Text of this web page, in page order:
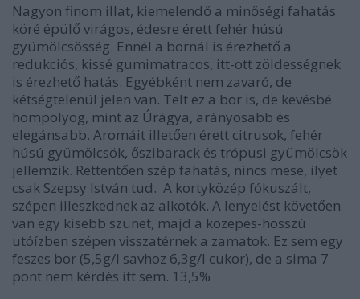
Nagyon finom illat, kiemelendő a minőségi fahatás
köré épülő virágos, édesre érett fehér húsú
gyümölcsösség. Ennél a bornál is érezhető a
redukciós, kissé gumimatracos, itt-ott zöldességnek
is érezhető hatás. Egyébként nem zavaró, de
kétségtelenül jelen van. Telt ez a bor is, de kevésbé
hömpölyög, mint az Úrágya, arányosabb és
elegánsabb. Aromáit illetően érett citrusok, fehér
húsú gyümölcsök, őszibarack és trópusi gyümölcsök
jellemzik. Rettentően szép fahatás, nincs mese, ilyet
csak Szepsy István tud. A kortyközép fókuszált,
szépen illeszkednek az alkotók. A lenyelést követően
van egy kisebb szünet, majd a közepes-hosszú
utóízben szépen visszatérnek a zamatok. Ez sem egy
feszes bor (5,5g/l savhoz 6,3g/l cukor), de a sima 7
pont nem kérdés itt sem. 13,5%